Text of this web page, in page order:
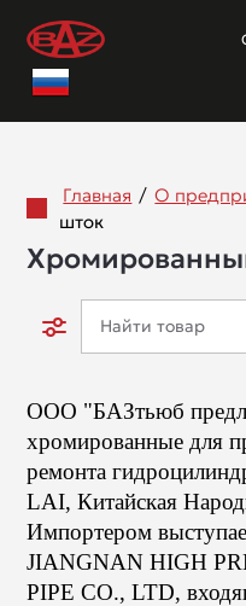
Главная / О
шток
ООО "БАЗтьюб
хромированные для
ремонта
LAI, Китайская
Импортером
JIANGNAN HIGH
PIPE CO., LTD,